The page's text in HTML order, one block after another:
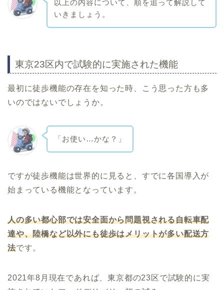
以上の内容について、順を追って解説して
いきましょう。
東京23区内で試験的に実施された機能
最初に徒歩機能の存在を知った時、こう思った方も多
いのではないでしょうか。
「お使い…かな？」
ですが徒歩機能は世界的に見ると、すでに各国導入が
始まっている機能となっています。
人の多い都心部では安全面から問題視される自転車配
達や、陸橋など以外にも徒歩はメリットが多い配送方
法です。
2021年8月現在であれば、東京都の23区で試験的に実